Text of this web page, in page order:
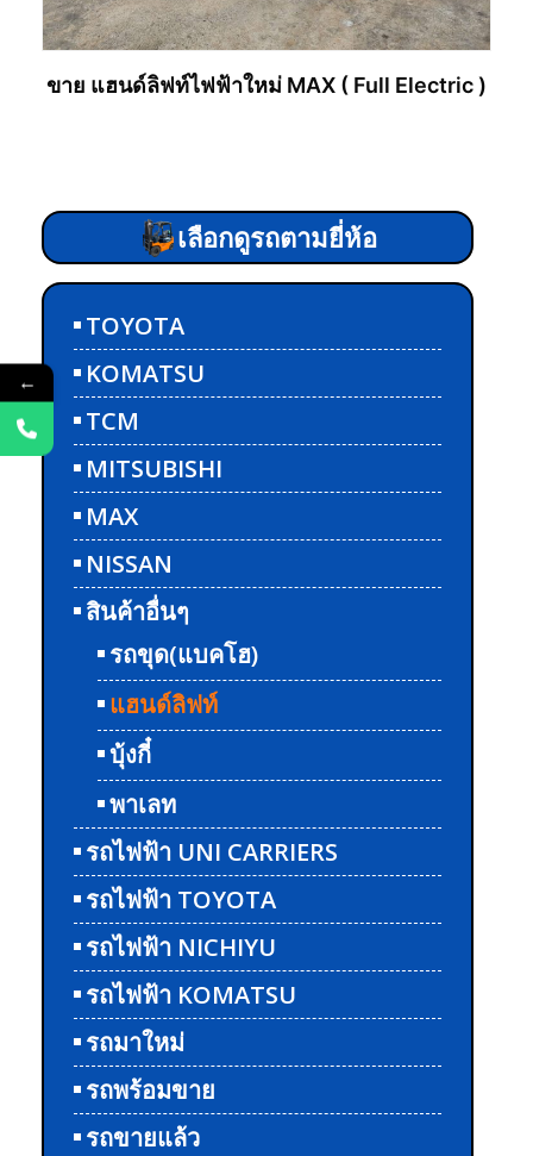
เลือกดูรถตามยี่ห้อ
TOYOTA
KOMATSU
TCM
MITSUBISHI
MAX
NISSAN
สินค้าอื่นๆ
รถขุด(แบคโฮ)
แฮนด์ลิฟท์
บุ้งกี๋
พาเลท
รถไฟฟ้า UNI CARRIERS
รถไฟฟ้า TOYOTA
รถไฟฟ้า NICHIYU
รถไฟฟ้า KOMATSU
รถมาใหม่
รถพร้อมขาย
รถขายแล้ว
ขาย แฮนด์ลิฟท์ไฟฟ้าใหม่ MAX ( Full Electric )
←